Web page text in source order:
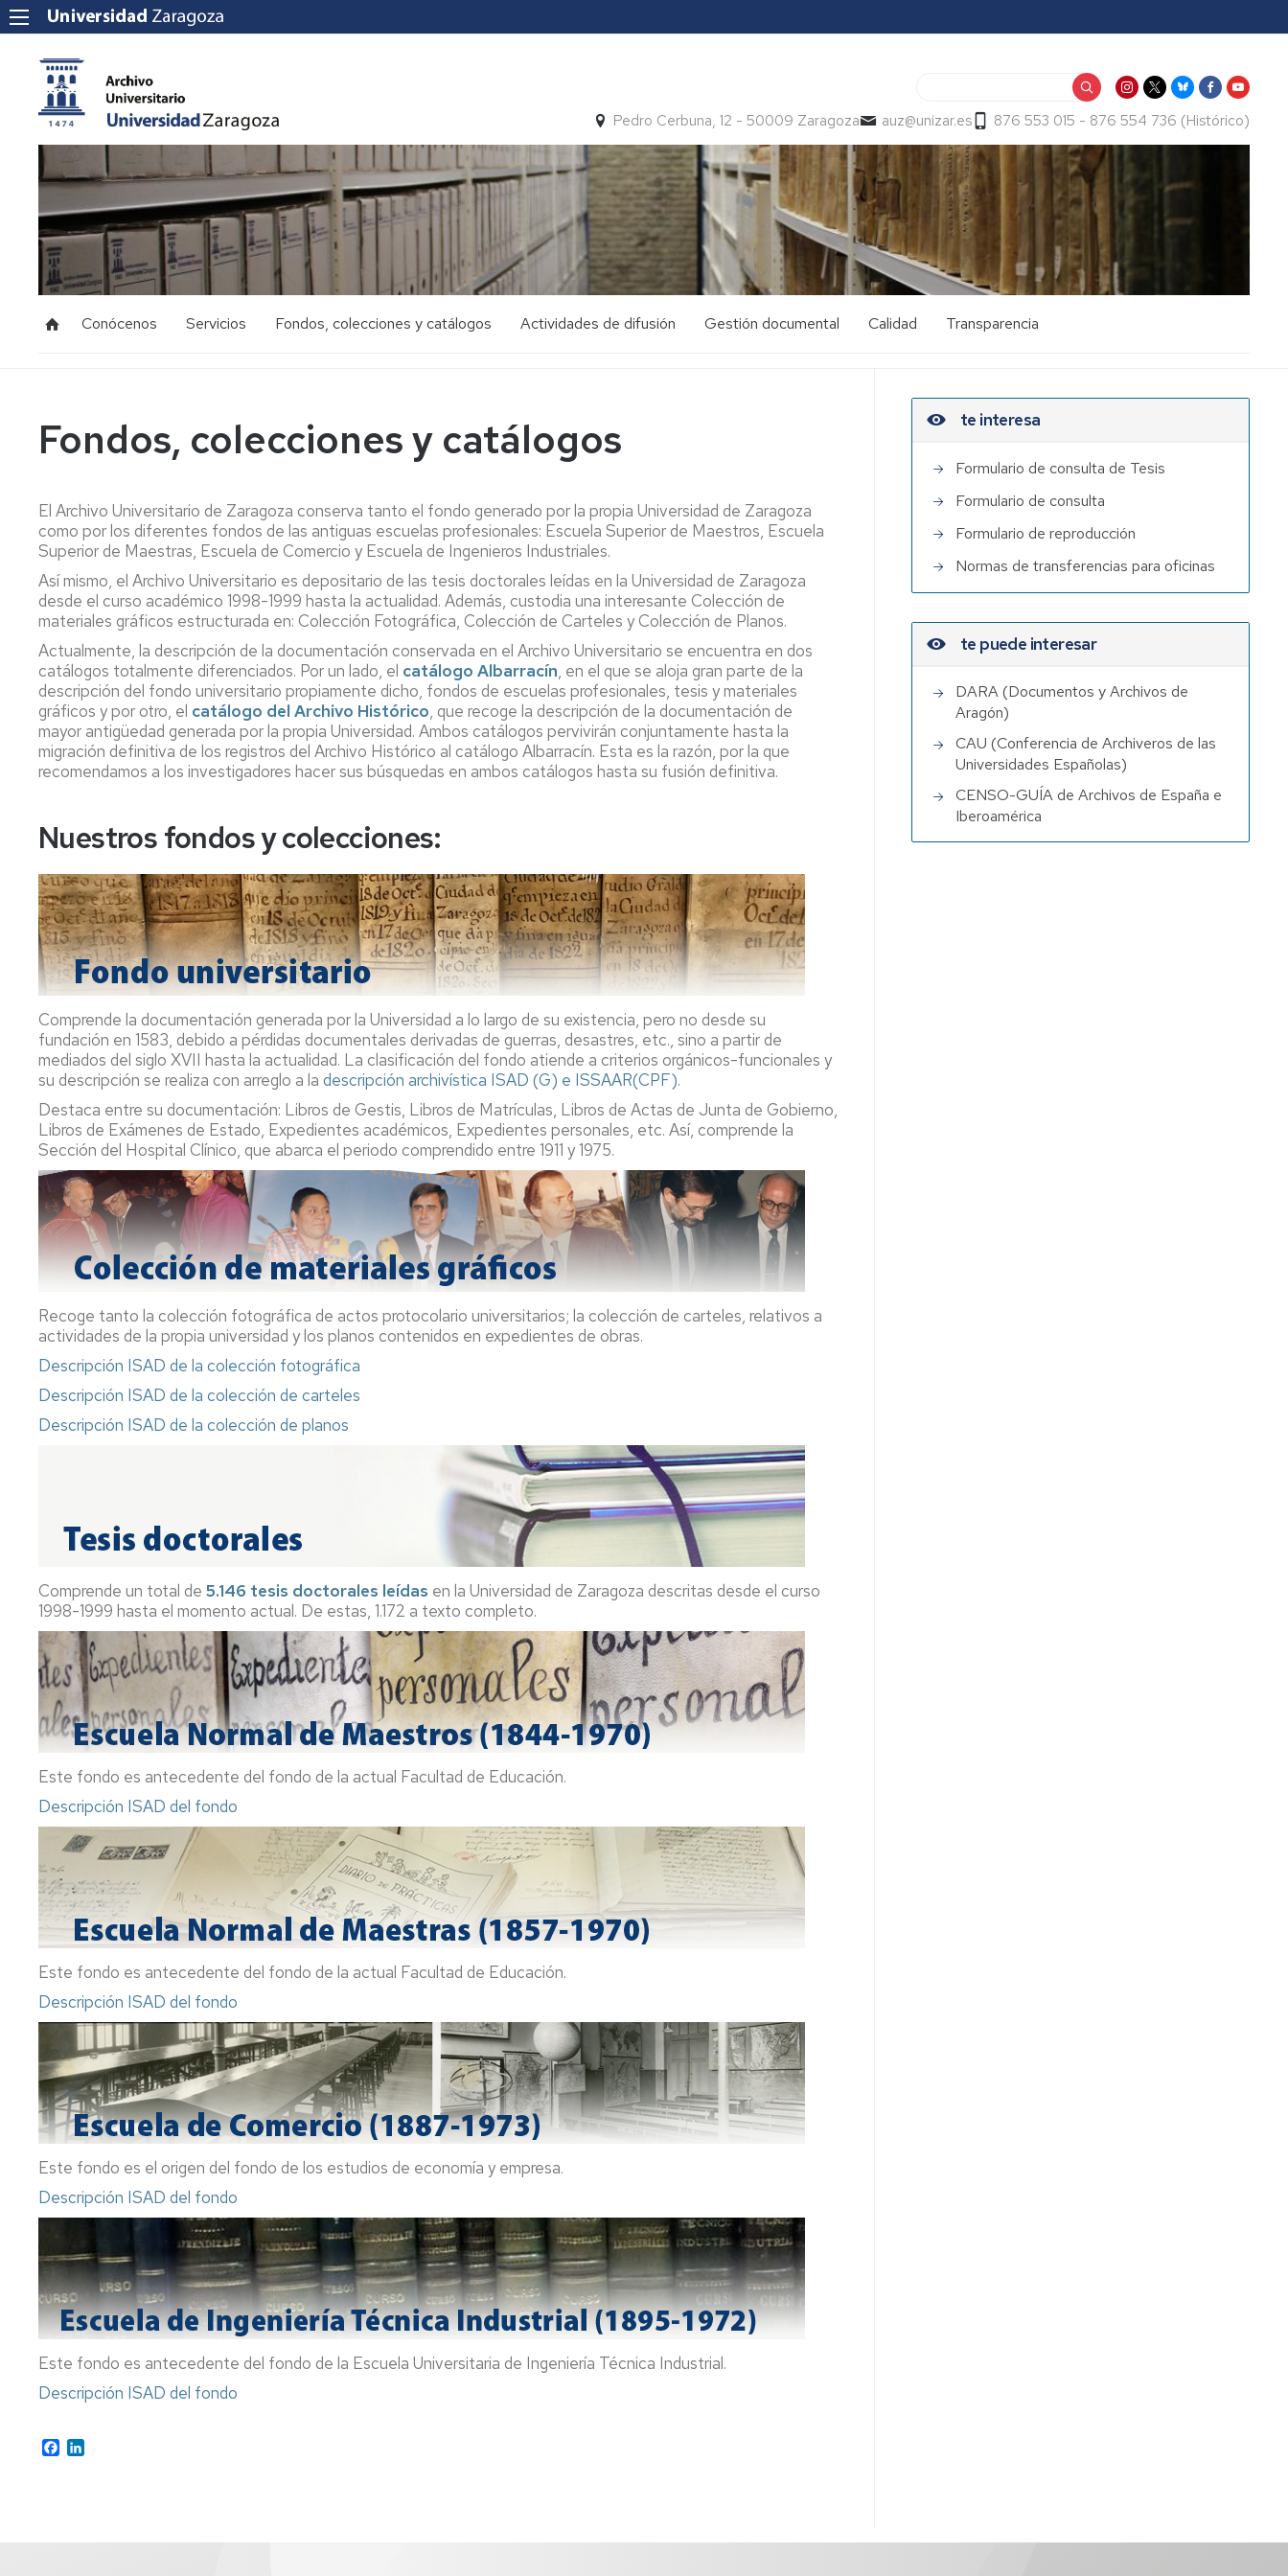
Pedro Cerbuna, 12 - 50009 Zaragoza auz@unizar.es 876 553 015 - 876 554 736 (Histórico)
Conócenos
Historia
Archivo
Cómo
nos
organizamos
Cómo
funcionamos
Nuestro
equipo
de
trabajo
Dónde
Nuestro
horario
Memorias
de
nuestra
actividad
Servicios
documentación
a
unidades
administrativas
Formación
y
asesoramiento
Consulta
de
documentos
Reproducción
Préstamo
externo
Gestión
y
acceso
tesis
Información
y
difusión
Consulta
biblioteca
auxiliar
Archivo
Carta
de
servicios
y
quejas
Fondos, colecciones y catálogos Actividades de difusión
Exposiciones
Notables
Los
Tesoros
del
Archivo
Gestión documental
Documentos
esenciales
Expurgo
documental
Calidad Transparencia
Fondos, colecciones y catálogos
El Archivo Universitario de Zaragoza conserva tanto el fondo generado por la propia Universidad de Zaragoza
como por los diferentes fondos de las antiguas escuelas profesionales: Escuela Superior de Maestros, Escuela
Superior de Maestras, Escuela de Comercio y Escuela de Ingenieros Industriales.
Así mismo, el Archivo Universitario es depositario de las tesis doctorales leídas en la Universidad de Zaragoza
desde el curso académico 1998-1999 hasta la actualidad. Además, custodia una interesante Colección de
materiales gráficos estructurada en: Colección Fotográfica, Colección de Carteles y Colección de Planos.
Actualmente, la descripción de la documentación conservada en el Archivo Universitario se encuentra en dos
catálogos totalmente diferenciados. Por un lado, el catálogo Albarracín, en el que se aloja gran parte de la
descripción del fondo universitario propiamente dicho, fondos de escuelas profesionales, tesis y materiales
gráficos y por otro, el catálogo del Archivo Histórico, que recoge la descripción de la documentación de
mayor antigüedad generada por la propia Universidad. Ambos catálogos pervivirán conjuntamente hasta la
migración definitiva de los registros del Archivo Histórico al catálogo Albarracín. Esta es la razón, por la que
recomendamos a los investigadores hacer sus búsquedas en ambos catálogos hasta su fusión definitiva.
Nuestros fondos y colecciones:
Comprende la documentación generada por la Universidad a lo largo de su existencia, pero no desde su
fundación en 1583, debido a pérdidas documentales derivadas de guerras, desastres, etc., sino a partir de
mediados del siglo XVII hasta la actualidad. La clasificación del fondo atiende a criterios orgánicos-funcionales y
su descripción se realiza con arreglo a la descripción archivística ISAD (G) e ISSAAR(CPF).
Destaca entre su documentación: Libros de Gestis, Libros de Matrículas, Libros de Actas de Junta de Gobierno,
Libros de Exámenes de Estado, Expedientes académicos, Expedientes personales, etc. Así, comprende la
Sección del Hospital Clínico, que abarca el periodo comprendido entre 1911 y 1975.
Recoge tanto la colección fotográfica de actos protocolario universitarios; la colección de carteles, relativos a
actividades de la propia universidad y los planos contenidos en expedientes de obras.
Descripción ISAD de la colección fotográfica
Descripción ISAD de la colección de carteles
Descripción ISAD de la colección de planos
Comprende un total de 5.146 tesis doctorales leídas en la Universidad de Zaragoza descritas desde el curso
1998-1999 hasta el momento actual. De estas, 1.172 a texto completo.
Este fondo es antecedente del fondo de la actual Facultad de Educación.
Descripción ISAD del fondo
Este fondo es antecedente del fondo de la actual Facultad de Educación.
Descripción ISAD del fondo
Este fondo es el origen del fondo de los estudios de economía y empresa.
Descripción ISAD del fondo
Este fondo es antecedente del fondo de la Escuela Universitaria de Ingeniería Técnica Industrial.
Descripción ISAD del fondo
Facebook
te interesa
Formulario de consulta de Tesis
Formulario de consulta
Formulario de reproducción
Normas de transferencias para oficinas
te puede interesar
DARA (Documentos y Archivos de
Aragón)
CAU (Conferencia de Archiveros de las
Universidades Españolas)
CENSO-GUÍA de Archivos de España e
Iberoamérica